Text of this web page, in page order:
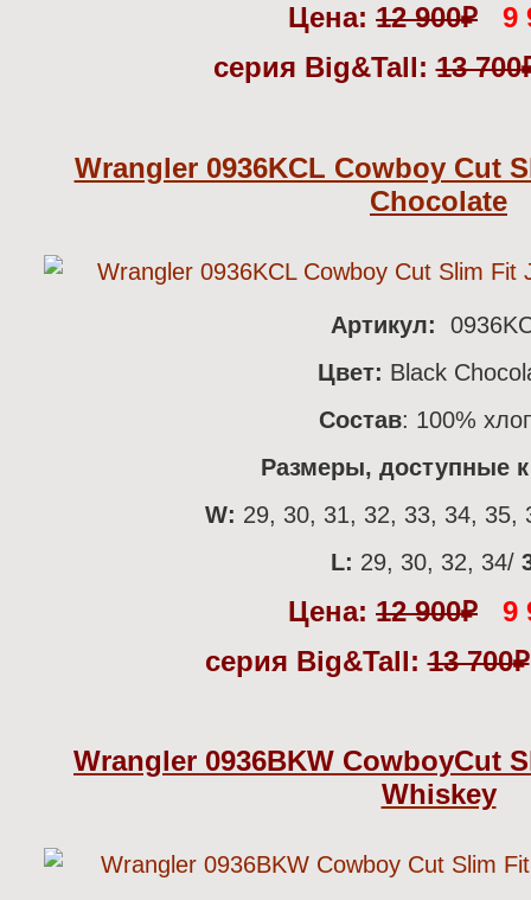
Цена: 12 900₽
9
серия Big&Tall:13 700
Wrangler 0936KCL Cowboy Cut
Chocolate
Артикул:
Цвет: Black
Состав: 100%
Размеры, доступные к
W: 29, 30, 31, 32, 33, 34, 35,
L: 29, 30, 32, 34/
Цена: 12 900₽
9
серия Big&Tall:13 700₽
Wrangler 0936BKW CowboyCut
Whiskey